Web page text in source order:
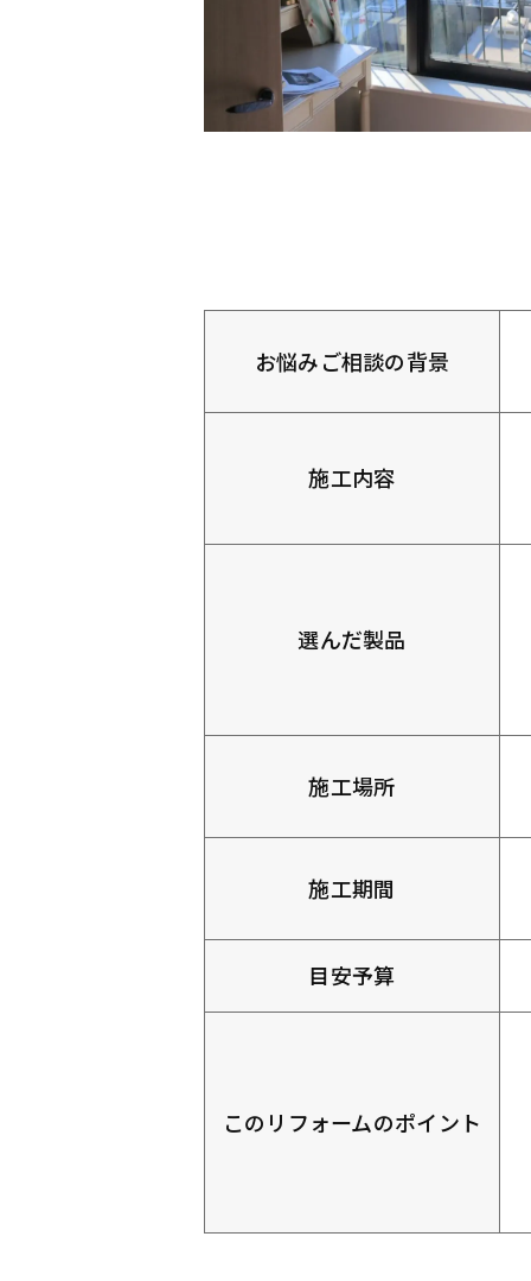
お悩みご相談の背景
施工内容
選んだ製品
施工場所
施工期間
目安予算
このリフォームのポイント